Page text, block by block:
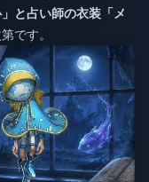
と占い師の衣装 「メ
です。